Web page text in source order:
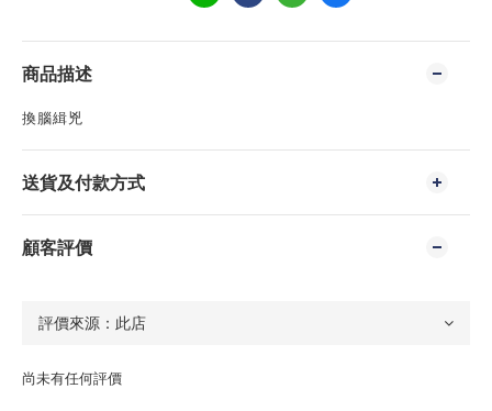
商品描述
換腦緝兇
送貨及付款方式
顧客評價
尚未有任何評價